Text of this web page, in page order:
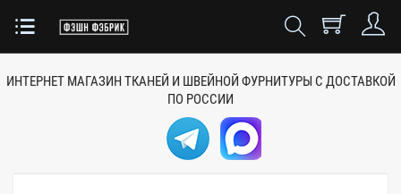
ИНТЕРНЕТ МАГАЗИН ТКАНЕЙ И ШВЕЙНОЙ ФУРНИТУРЫ С ДОСТАВКОЙ
ПО РОССИИ